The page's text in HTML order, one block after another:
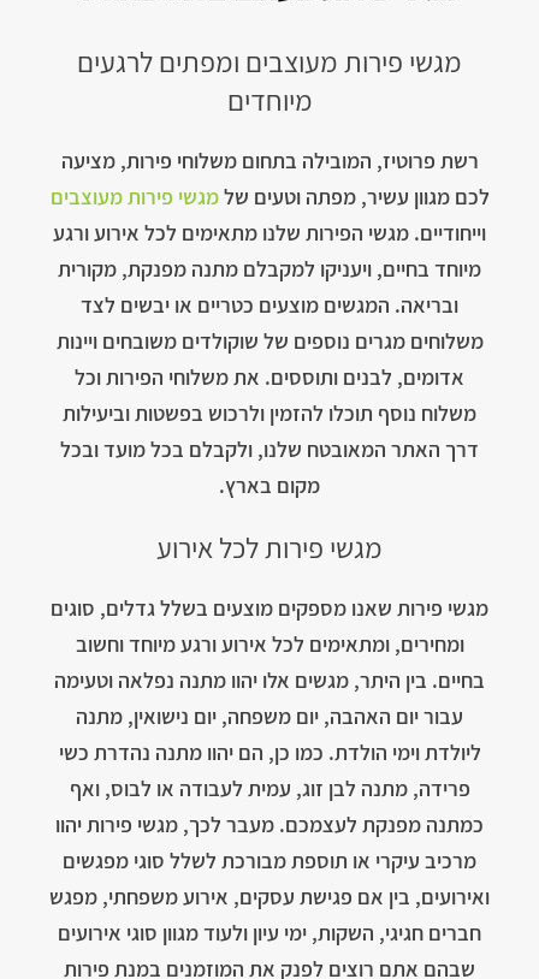
מגשי פירות מעוצבים ומפתים לרגעים
מיוחדים
רשת פרוטיז, המובילה בתחום משלוחי פירות, מציעה
לכם מגוון עשיר, מפתה וטעים שלמגשי פירות מעוצבים
וייחודיים. מגשי הפירות שלנו מתאימים לכל אירוע ורגע
מיוחד בחיים, ויעניקו למקבלם מתנה מפנקת, מקורית
ובריאה. המגשים מוצעים כטריים או יבשים לצד
משלוחים מגרים נוספים של שוקולדים משובחים ויינות
אדומים, לבנים ותוססים. את משלוחי הפירות וכל
משלוח נוסף תוכלו להזמין ולרכוש בפשטות וביעילות
דרך האתר המאובטח שלנו, ולקבלם בכל מועד ובכל
מקום בארץ.
מגשי פירות לכל אירוע
מגשי פירות שאנו מספקים מוצעים בשלל גדלים, סוגים
ומחירים, ומתאימים לכל אירוע ורגע מיוחד וחשוב
בחיים. בין היתר, מגשים אלו יהוו מתנה נפלאה וטעימה
עבור יום האהבה, יום משפחה, יום נישואין, מתנה
ליולדת וימי הולדת. כמו כן, הם יהוו מתנה נהדרת כשי
פרידה, מתנה לבן זוג, עמית לעבודה או לבוס, ואף
כמתנה מפנקת לעצמכם. מעבר לכך, מגשי פירות יהוו
מרכיב עיקרי או תוספת מבורכת לשלל סוגי מפגשים
ואירועים, בין אם פגישת עסקים, אירוע משפחתי, מפגש
חברים חגיגי, השקות, ימי עיון ולעוד מגוון סוגי אירועים
שבהם אתם רוצים לפנק את המוזמנים במנת פירות